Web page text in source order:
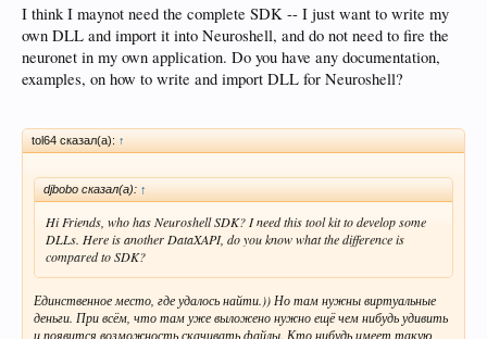
I think I maynot need the complete SDK -- I just want to write my
own DLL and import it into Neuroshell, and do not need to fire the
neuronet in my own application. Do you have any documentation,
examples, on how to write and import DLL for Neuroshell?
tol64 сказал(а): ↑
djbobo сказал(а): ↑
Hi Friends, who has Neuroshell SDK? I need this tool kit to develop some
DLLs. Here is another DataXAPI, do you know what the difference is
compared to SDK?
Единственное место, где удалось найти.)) Но там нужны виртуальные
деньги. При всём, что там уже выложено нужно ещё чем нибудь удивить
и появится возможность скачивать файлы. Кто нибудь имеет такую